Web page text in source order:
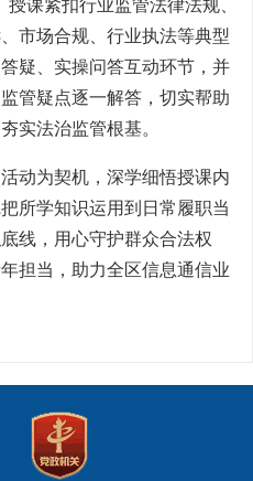
课紧扣行业监管法律法规、
市场合规、行业执法等典型
疑、实操问答互动环节，并
管疑点逐一解答，切实帮助
实法治监管根基。
动为契机，深学细悟授课内
所学知识运用到日常履职当
线，用心守护群众合法权
担当，助力全区信息通信业